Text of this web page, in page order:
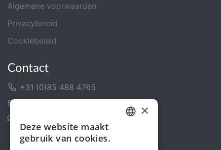
Algemene voorwaarden
Privacybeleid
Cookiebeleid
Contact
+31 (0)85 488 4765
×
Deze website maakt
gebruik van cookies.